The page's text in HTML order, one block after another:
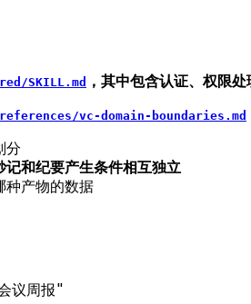
SKILL.md ，其中包含认证、权限处
vc-domain-boundaries.md
分
记和纪要产生条件相互独立
种产物的数据
议周报"